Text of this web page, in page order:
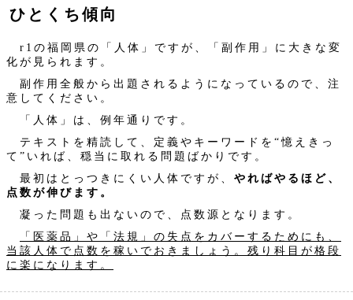
ひとくち傾向
r1の福岡県の「人体」ですが、「副作用」に大きな変
化が見られます。
副作用全般から出題されるようになっているので、注
意してください。
「人体」は、例年通りです。
テキストを精読して、定義やキーワードを“憶えきっ
て”いれば、穏当に取れる問題ばかりです。
最初はとっつきにくい人体ですが、 やればやるほど、
点数が伸びます。
凝った問題も出ないので、点数源となります。
「医薬品」や「法規」の失点をカバーするためにも、
当該人体で点数を稼いでおきましょう。残り科目が格段
に楽になります。